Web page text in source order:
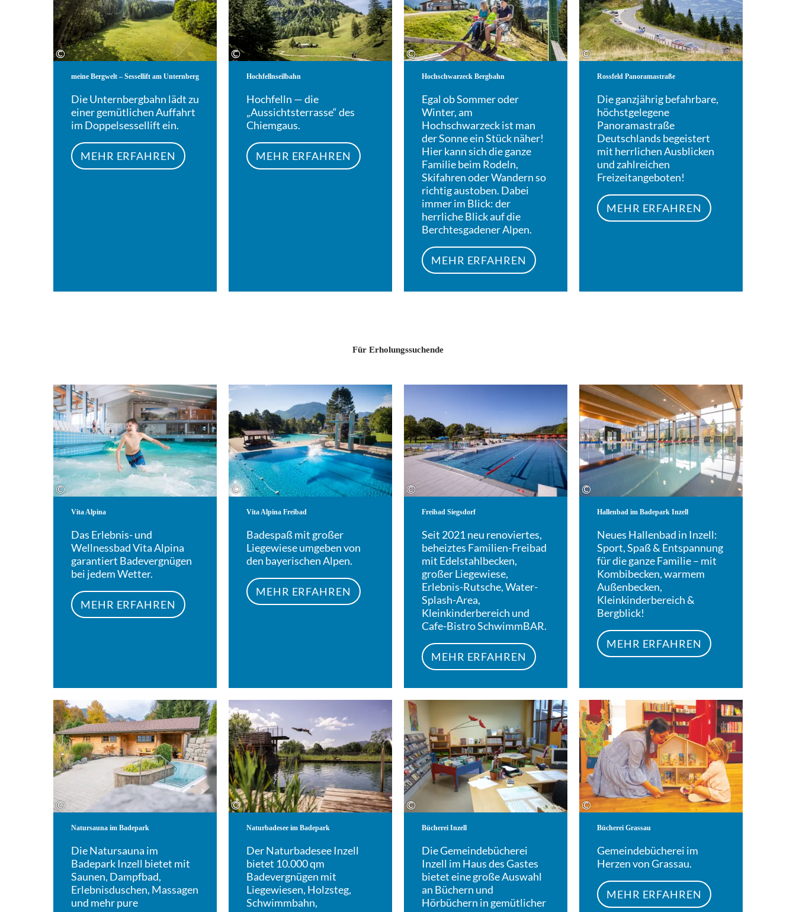
©
meine Bergwelt – Sessellift am Unternberg
Die Unternbergbahn lädt zu
einer gemütlichen Auffahrt
im Doppelsessellift ein.
MEHR ERFAHREN
©
Hochfellnseilbahn
Hochfelln — die
„Aussichtsterrasse“ des
Chiemgaus.
MEHR ERFAHREN
©
Hochschwarzeck Bergbahn
Egal ob Sommer oder
Winter, am
Hochschwarzeck ist man
der Sonne ein Stück näher!
Hier kann sich die ganze
Familie beim Rodeln,
Skifahren oder Wandern so
richtig austoben. Dabei
immer im Blick: der
herrliche Blick auf die
Berchtesgadener Alpen.
MEHR ERFAHREN
©
Rossfeld Panoramastraße
Die ganzjährig befahrbare,
höchstgelegene
Panoramastraße
Deutschlands begeistert
mit herrlichen Ausblicken
und zahlreichen
Freizeitangeboten!
MEHR ERFAHREN
Für Erholungssuchende
©
Vita Alpina
Das Erlebnis- und
Wellnessbad Vita Alpina
garantiert Badevergnügen
bei jedem Wetter.
Mehr erfahren
MEHR ERFAHREN
©
Vita Alpina Freibad
Badespaß mit großer
Liegewiese umgeben von
den bayerischen Alpen.
MEHR ERFAHREN
©
Freibad Siegsdorf
Seit 2021 neu renoviertes,
beheiztes Familien-Freibad
mit Edelstahlbecken,
großer Liegewiese,
Erlebnis-Rutsche, Water-
Splash-Area,
Kleinkinderbereich und
Cafe-Bistro SchwimmBAR.
Mehr erfahren
MEHR ERFAHREN
©
Hallenbad im Badepark Inzell
Neues Hallenbad in Inzell:
Sport, Spaß & Entspannung
für die ganze Familie – mit
Kombibecken, warmem
Außenbecken,
Kleinkinderbereich &
Bergblick!
MEHR ERFAHREN
©
Natursauna im Badepark
Die Natursauna im
Badepark Inzell bietet mit
Saunen, Dampfbad,
Erlebnisduschen, Massagen
und mehr pure
©
Naturbadesee im Badepark
Der Naturbadesee Inzell
bietet 10.000 qm
Badevergnügen mit
Liegewiesen, Holzsteg,
Schwimmbahn,
Mehr erfahren
©
Bücherei Inzell
Die Gemeindebücherei
Inzell im Haus des Gastes
bietet eine große Auswahl
an Büchern und
Hörbüchern in gemütlicher
Mehr erfahren
©
Bücherei Grassau
Gemeindebücherei im
Herzen von Grassau.
MEHR ERFAHREN